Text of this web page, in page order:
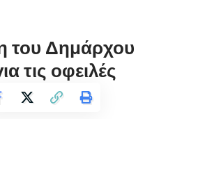
του Δημάρχου
τις οφειλές